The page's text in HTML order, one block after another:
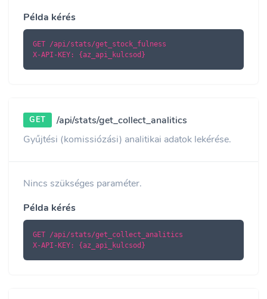
Példa kérés
GET /api/stats/get_stock_fulness
X-API-KEY: {az_api_kulcsod}
GET
/api/stats/get_collect_analitics
Gyűjtési (komissiózási) analitikai adatok lekérése.
Nincs szükséges paraméter.
Példa kérés
GET /api/stats/get_collect_analitics
X-API-KEY: {az_api_kulcsod}